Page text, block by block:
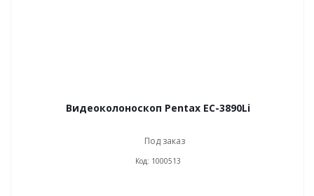
Видеоколоноскоп Pentax EC-3890Li
Под заказ
Код: 1000513